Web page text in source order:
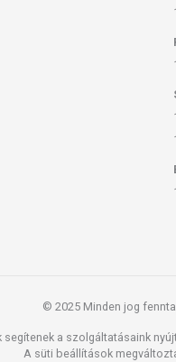
© 2025 Minden jog
a szolgáltatásaink
A süti beállítások